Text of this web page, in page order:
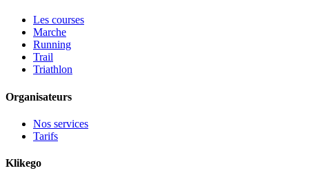
Les courses
Marche
Running
Trail
Triathlon
Organisateurs
Nos services
Tarifs
Klikego